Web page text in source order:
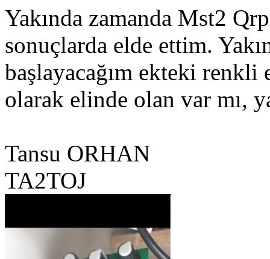
Yakında zamanda Mst2 Qrp
sonuçlarda elde ettim.
başlayacağım ekteki
olarak elinde olan var mı,
Tansu ORHAN
TA2TOJ